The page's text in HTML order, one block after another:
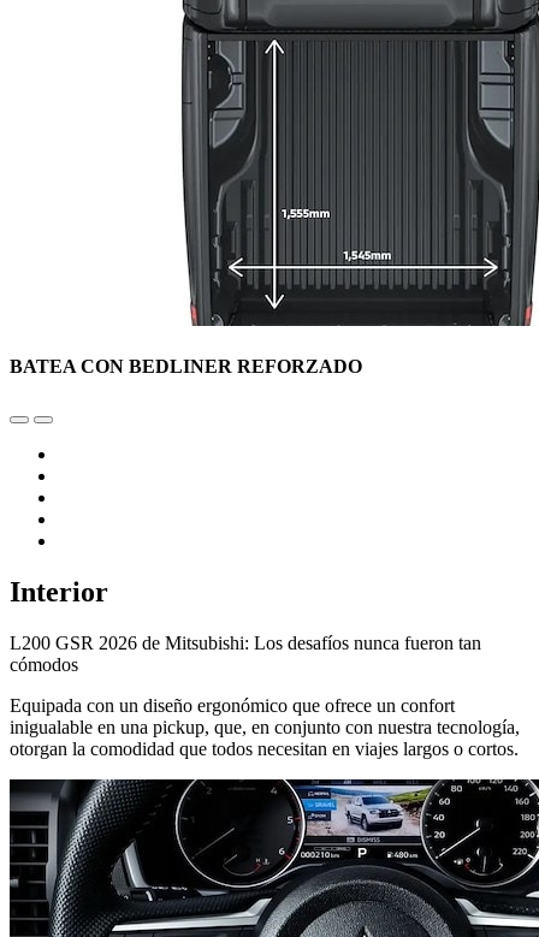
BATEA CON BEDLINER REFORZADO
Interior
L200 GSR 2026 de Mitsubishi: Los desafíos nunca fueron tan
cómodos
Equipada con un diseño ergonómico que ofrece un confort
inigualable en una pickup, que, en conjunto con nuestra tecnología,
otorgan la comodidad que todos necesitan en viajes largos o cortos.